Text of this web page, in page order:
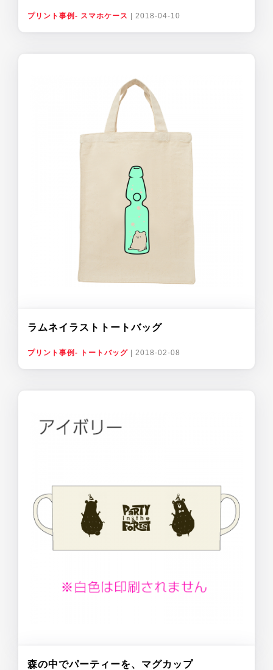
プリント事例- スマホケース 2018-04-10
ラムネイラストトートバッグ
プリント事例- トートバッグ 2018-02-08
森の中でパーティーを、マグカップ